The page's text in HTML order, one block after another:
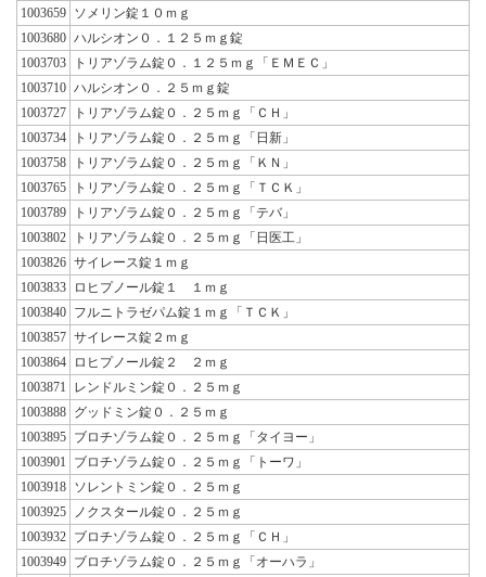
1003659 ソメリン錠１０ｍｇ
1003680 ハルシオン０．１２５ｍｇ錠
1003703
トリアゾラム錠０．１２５ｍｇ「ＥＭＥＣ」
1003710 ハルシオン０．２５ｍｇ錠
1003727
トリアゾラム錠０．２５ｍｇ「ＣＨ」
1003734
トリアゾラム錠０．２５ｍｇ「日新」
1003758
トリアゾラム錠０．２５ｍｇ「ＫＮ」
1003765
トリアゾラム錠０．２５ｍｇ「ＴＣＫ」
1003789
トリアゾラム錠０．２５ｍｇ「テバ」
1003802
トリアゾラム錠０．２５ｍｇ「日医工」
1003826 サイレース錠１ｍｇ
1003833
ロヒプノール錠１ １ｍｇ
1003840 フルニトラゼパム錠１ｍｇ「ＴＣＫ」
1003857 サイレース錠２ｍｇ
1003864
ロヒプノール錠２ ２ｍｇ
1003871
レンドルミン錠０．２５ｍｇ
1003888 グッドミン錠０．２５ｍｇ
1003895 ブロチゾラム錠０．２５ｍｇ「タイヨー」
1003901
ブロチゾラム錠０．２５ｍｇ「トーワ」
1003918 ソレントミン錠０．２５ｍｇ
1003925
ノクスタール錠０．２５ｍｇ
1003932 ブロチゾラム錠０．２５ｍｇ「ＣＨ」
1003949 ブロチゾラム錠０．２５ｍｇ「オーハラ」